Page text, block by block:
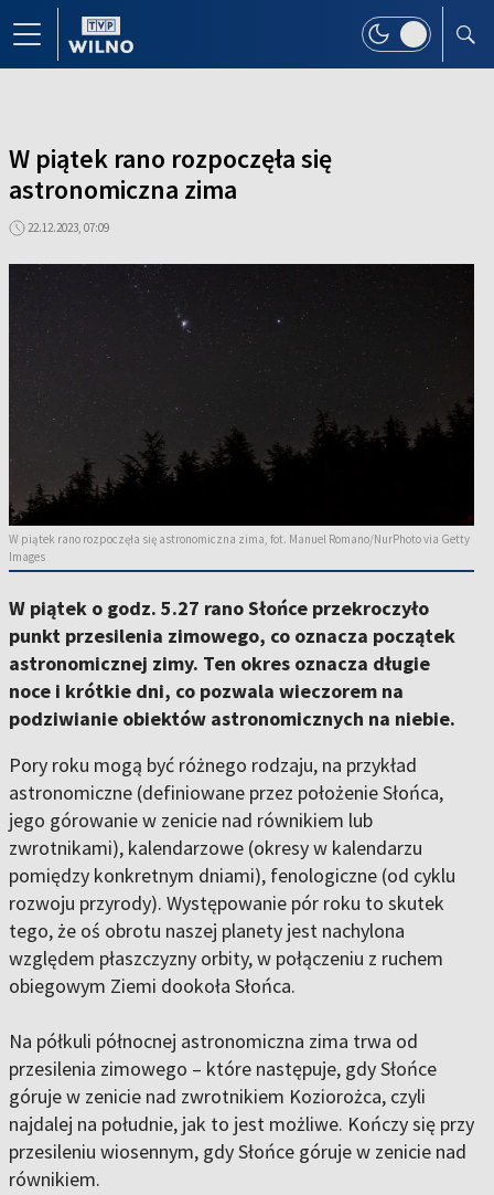
W piątek rano rozpoczęła się
astronomiczna zima
22.12.2023, 07:09
W piątek rano rozpoczęła się astronomiczna zima, fot. Manuel Romano/NurPhoto via Getty
Images
W piątek o godz. 5.27 rano Słońce przekroczyło
punkt przesilenia zimowego, co oznacza początek
astronomicznej zimy. Ten okres oznacza długie
noce i krótkie dni, co pozwala wieczorem na
podziwianie obiektów astronomicznych na niebie.
Pory roku mogą być różnego rodzaju, na przykład
astronomiczne (definiowane przez położenie Słońca,
jego górowanie w zenicie nad równikiem lub
zwrotnikami), kalendarzowe (okresy w kalendarzu
pomiędzy konkretnym dniami), fenologiczne (od cyklu
rozwoju przyrody). Występowanie pór roku to skutek
tego, że oś obrotu naszej planety jest nachylona
względem płaszczyzny orbity, w połączeniu z ruchem
obiegowym Ziemi dookoła Słońca.
Na półkuli północnej astronomiczna zima trwa od
przesilenia zimowego – które następuje, gdy Słońce
góruje w zenicie nad zwrotnikiem Koziorożca, czyli
najdalej na południe, jak to jest możliwe. Kończy się przy
przesileniu wiosennym, gdy Słońce góruje w zenicie nad
równikiem.